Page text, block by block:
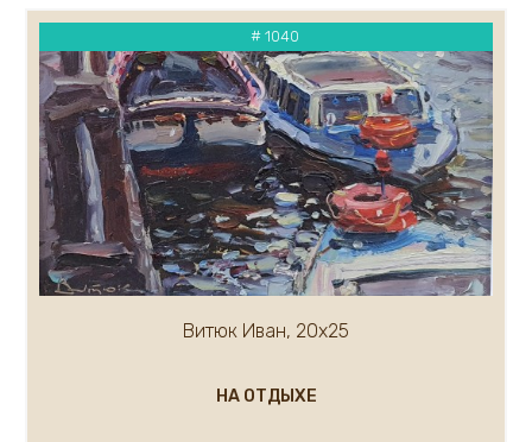
# 1040
Витюк Иван, 20х25
НА ОТДЫХЕ